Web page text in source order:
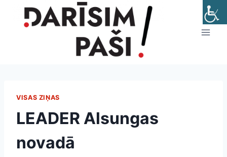
VISAS ZIŅAS
LEADER Alsungas
novadā